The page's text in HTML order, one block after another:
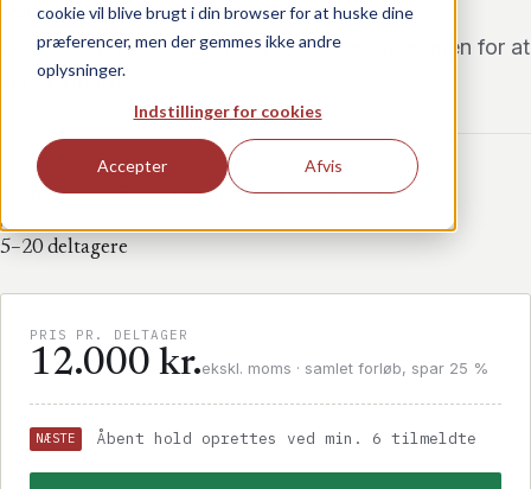
cookie vil blive brugt i din browser for at huske dine
præferencer, men der gemmes ikke andre
oplysninger.
Indstillinger for cookies
Accepter Afvis
redaktionelt værktøj til analyse, sparring og
kvalitetssikring. Ikke for at producere mere, men for at
skrive bedre.
VARIGHED
4 dage
FORMAT
Fysisk i København
TID
9.00–15.00
HOLD
5–20 deltagere
PRIS PR. DELTAGER
12.000 kr.ekskl. moms · samlet forløb, spar 25 %
NÆSTE Åbent hold oprettes ved min. 6 tilmeldte